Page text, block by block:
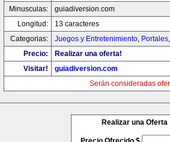
Minusculas:
guiadiversion.com
Longitud:
13 caracteres
Categorias:
Juegos y Entretenimiento, Portales
Precio:
Realizar una oferta!
Visitar!
guiadiversion.com
Serán consideradas
Realizar una Oferta